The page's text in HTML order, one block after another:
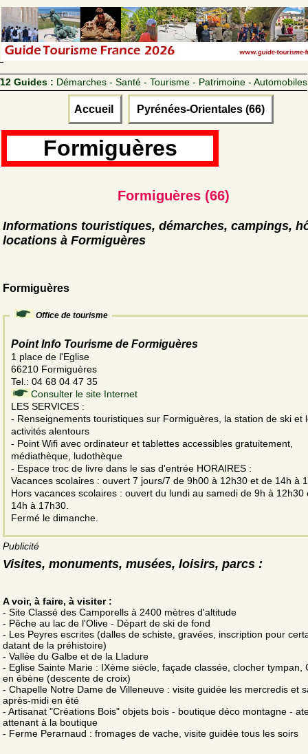
12 Guides : Démarches - Santé - Tourisme - Patrimoine - Automobiles
Accueil Pyrénées-Orientales (66)
Formiguères
Formiguères (66)
Informations touristiques, démarches, campings,
locations à Formiguères
Formiguères
Office de tourisme
Point Info Tourisme de Formiguères
1 place de l'Eglise
66210 Formiguères
Tel.: 04 68 04 47 35
Consulter le site Internet
LES SERVICES :
- Renseignements touristiques sur Formiguères, la station de ski et
activités alentours
- Point Wifi avec ordinateur et tablettes accessibles gratuitement,
médiathèque, ludothèque
- Espace troc de livre dans le sas d'entrée HORAIRES :
Vacances scolaires : ouvert 7 jours/7 de 9h00 à 12h30 et de 14h à
Hors vacances scolaires : ouvert du lundi au samedi de 9h à 12h30
14h à 17h30.
Fermé le dimanche.
Publicité
Visites, monuments, musées, loisirs, parcs :
A voir, à faire, à visiter :
- Site Classé des Camporells à 2400 mètres d'altitude
- Pêche au lac de l'Olive - Départ de ski de fond
- Les Peyres escrites (dalles de schiste, gravées, inscription pour
datant de la préhistoire)
- Vallée du Galbe et de la Lladure
- Eglise Sainte Marie : IXème siècle, façade classée, clocher tympan,
en ébène (descente de croix)
- Chapelle Notre Dame de Villeneuve : visite guidée les mercredis et
après-midi en été
- Artisanat "Créations Bois" objets bois - boutique déco montagne -
attenant à la boutique
- Ferme Perarnaud : fromages de vache, visite guidée tous les soirs